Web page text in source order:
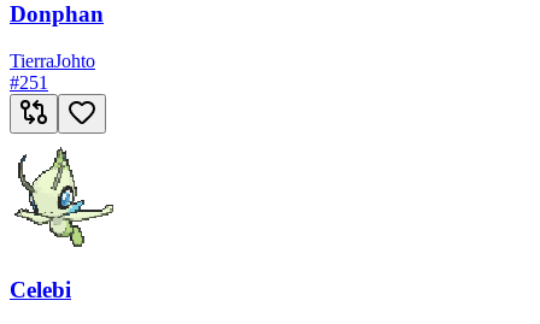
Donphan
TierraJohto
#251
Celebi